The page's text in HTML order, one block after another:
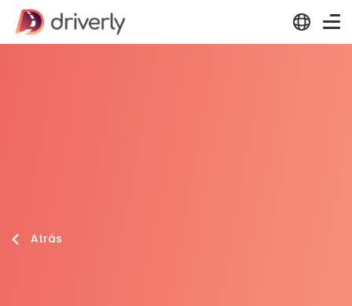
Atrás